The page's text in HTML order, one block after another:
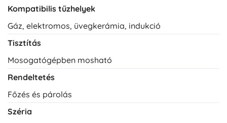
Kompatibilis tűzhelyek
Gáz, elektromos, üvegkerámia, indukció
Tisztítás
Mosogatógépben mosható
Rendeltetés
Főzés és párolás
Széria